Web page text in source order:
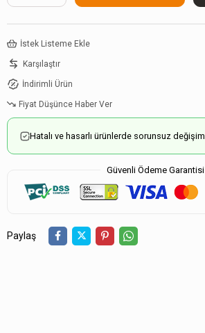
İstek Listeme Ekle
Karşılaştır
İndirimli Ürün
Fiyat Düşünce Haber Ver
Hatalı ve hasarlı ürünlerde sorunsuz değişim
Güvenli Ödeme Garantisi
Paylaş